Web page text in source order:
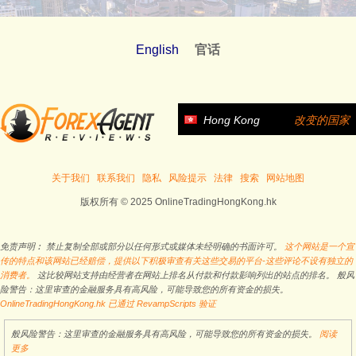
English 官话
Hong Kong 改变的国家
关于我们 联系我们 隐私 风险提示 法律 搜索 网站地图
版权所有 © 2025 OnlineTradingHongKong.hk
免责声明︰ 禁止复制全部或部分以任何形式或媒体未经明确的书面许可。 这个网站是一个宣
传的特点和该网站已经赔偿，提供以下积极审查有关这些交易的平台-这些评论不设有独立的
消费者。
这比较网站支持由经营者在网站上排名从付款和付款影响列出的站点的排名。 般风
险警告：这里审查的金融服务具有高风险，可能导致您的所有资金的损失。
OnlineTradingHongKong.hk 已通过 RevampScripts 验证
般风险警告：这里审查的金融服务具有高风险，可能导致您的所有资金的损失。 阅读
更多